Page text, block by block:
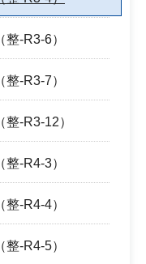
-R3-6）
-R3-7）
-R3-12）
-R4-3）
-R4-4）
-R4-5）